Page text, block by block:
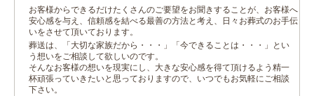
お客様からできるだけたくさんのご要望をお聞きすることが、お客様へ
安心感を与え、信頼感を結べる最善の方法と考え、日々お葬式のお手伝
いをさせて頂いております。
葬送は、「大切な家族だから・・・」「今できることは・・・」とい
う想いをご相談して欲しいのです。
そんなお客様の想いを現実にし、大きな安心感を得て頂けるよう精一
杯頑張っていきたいと思っておりますので、いつでもお気軽にご相談
下さい。